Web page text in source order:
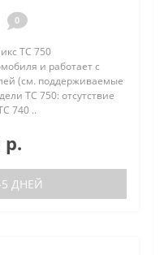
0
TC 750
и работает с
(см. поддерживаемые
TC 750: отсутствие
740 ..
р.
ДНЕЙ